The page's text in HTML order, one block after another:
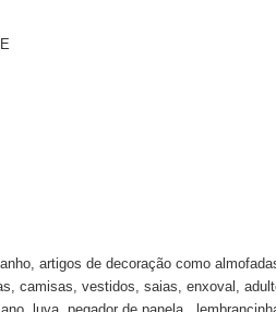
artigos de decoração como
camisas, vestidos, saias, enxoval,